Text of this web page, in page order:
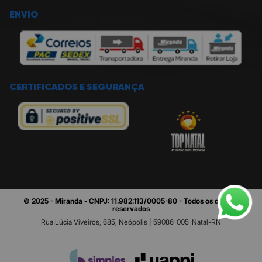
ENVIO
CERTIFICADOS E SEGURANÇA
© 2025 - Miranda - CNPJ: 11.982.113/0005-80 - Todos os direitos
reservados
Rua Lúcia Viveiros, 685, Neópolis | 59086-005-Natal-RN